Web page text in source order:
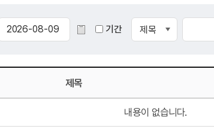
기간
제목
내용이 없습니다.